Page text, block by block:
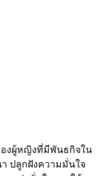
งผู้หญิงที่มีพันธกิจใน
ปลูกฝังความมั่นใจ